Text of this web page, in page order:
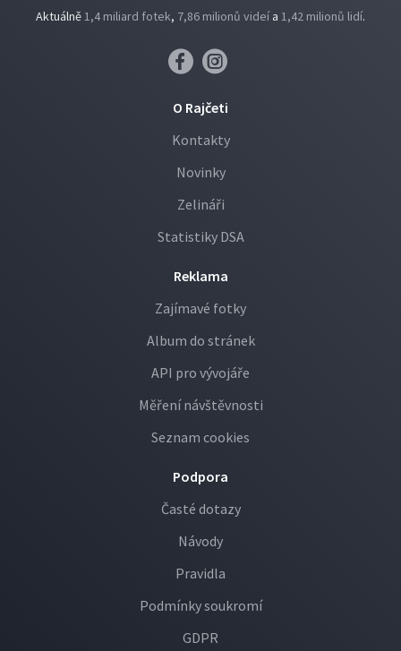
Aktuálně1,4 miliard fotek, 7,86 milionů videí a 1,42 milionů lidí.
O Rajčeti
Kontakty
Novinky
Zelináři
Statistiky DSA
Reklama
Zajímavé fotky
Album do stránek
API pro vývojáře
Měření návštěvnosti
Seznam cookies
Podpora
Časté dotazy
Návody
Pravidla
Podmínky soukromí
GDPR